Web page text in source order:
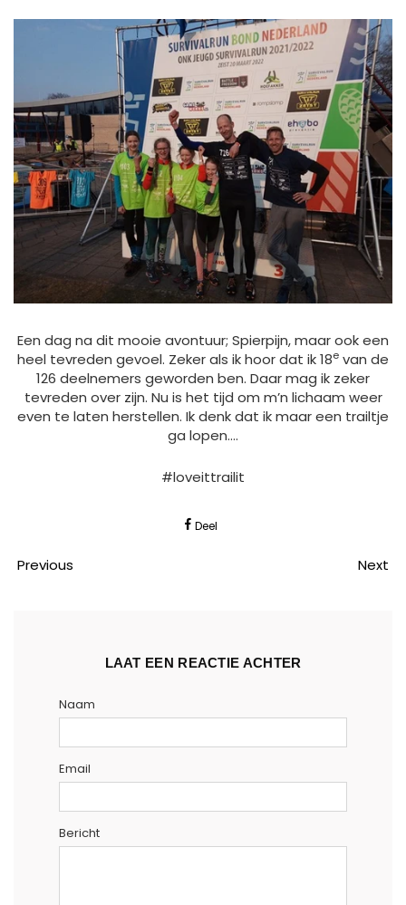
Een dag na dit mooie avontuur; Spierpijn, maar ook een
heel tevreden gevoel. Zeker als ik hoor dat ik 18e van de
126 deelnemers geworden ben. Daar mag ik zeker
tevreden over zijn. Nu is het tijd om m’n lichaam weer
even te laten herstellen. Ik denk dat ik maar een trailtje
ga lopen….
#loveittrailit
Deel
Previous Next
LAAT EEN REACTIE ACHTER
Naam
Email
Bericht